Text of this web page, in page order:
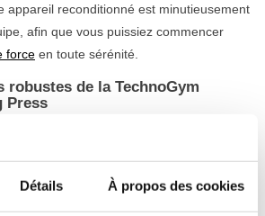
Détails À propos des cookies
appareil reconditionné est minutieusement
afin que vous puissiez commencer
force en toute sérénité.
robustes de la TechnoGym
Press
pour performer dans les conditions les
poids de 280 kg et une construction en fer
stabilité exceptionnelle
Le mouvement est fluide et